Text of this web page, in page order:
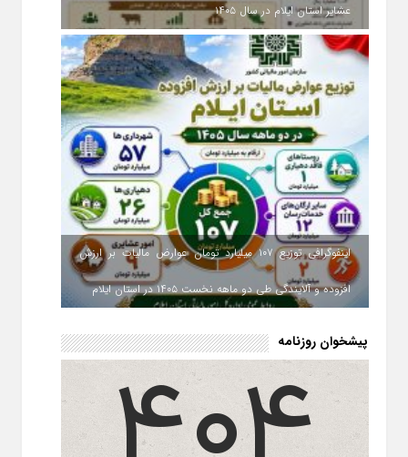
عشایر استان ایلام در سال ۱۴۰۵
اینفوگرافی توزیع ۱۰۷ میلیارد تومان عوارض مالیات بر ارزش
افزوده و آلایندگی طی دو ماهه نخست ۱۴۰۵ در استان ایلام
پیشخوان روزنامه